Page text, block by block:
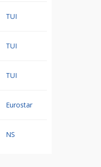
TUI
TUI
TUI
Eurostar
NS